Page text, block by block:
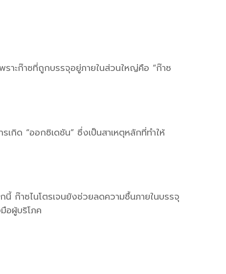
าะก๊าซที่ถูกบรรจุอยู่ภายในส่วนใหญ่คือ “ก๊าซ
กิด “ออกซิเดชัน” ซึ่งเป็นสาเหตุหลักที่ทำให้
ก๊าซไนโตรเจนยังช่วยลดความชื้นภายในบรรจุ
อผู้บริโภค